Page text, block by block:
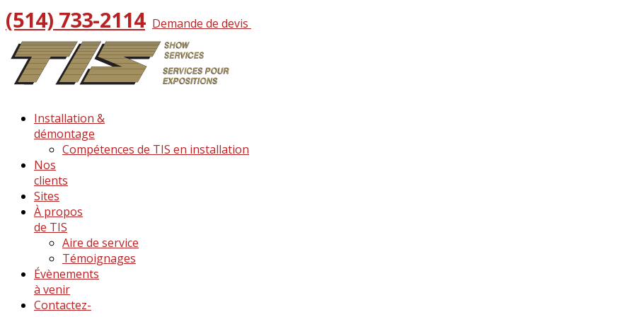
(514) 733-2114 Demande de devis
Installation &
démontage
Compétences de TIS en installation
Nos
clients
Sites
À propos
de TIS
Aire de service
Témoignages
Évènements
à venir
Contactez-